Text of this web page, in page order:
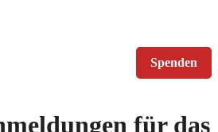
Spenden
für das